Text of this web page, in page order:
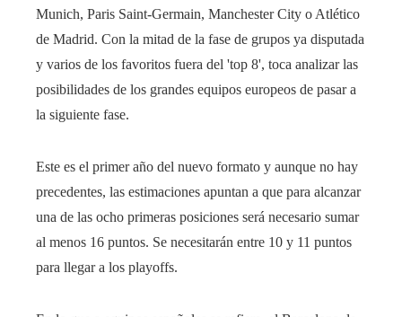
Munich, Paris Saint-Germain, Manchester City o Atlético
de Madrid. Con la mitad de la fase de grupos ya disputada
y varios de los favoritos fuera del 'top 8', toca analizar las
posibilidades de los grandes equipos europeos de pasar a
la siguiente fase.
Este es el primer año del nuevo formato y aunque no hay
precedentes, las estimaciones apuntan a que para alcanzar
una de las ocho primeras posiciones será necesario sumar
al menos 16 puntos. Se necesitarán entre 10 y 11 puntos
para llegar a los playoffs.